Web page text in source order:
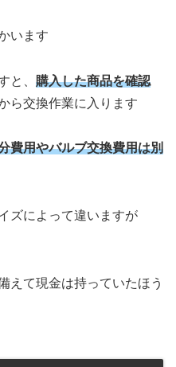
います
と、 購入した商品を確認
ら交換作業に入ります
費用やバルブ交換費用は別
ズによって違いますが
えて現金は持っていたほう